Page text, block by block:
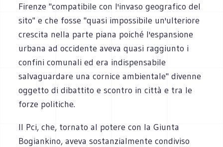
Firenze "compatibile con l'invaso geografico del
sito" e che fosse "quasi impossibile un'ulteriore
crescita nella parte piana poiché l'espansione
urbana ad occidente aveva quasi raggiunto i
confini comunali ed era indispensabile
salvaguardare una cornice ambientale" divenne
oggetto di dibattito e scontro in città e tra le
forze politiche.
Il Pci, che, tornato al potere con la Giunta
Bogiankino, aveva sostanzialmente condiviso